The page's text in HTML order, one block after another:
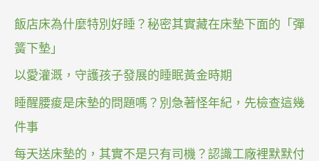
飯店床為什麼特別好睡？秘密其實藏在床墊下面的「彈
簧下墊」
以愛灌溉，守護孩子發展的睡眠黃金時期
睡醒腰痠是床墊的問題嗎？別急著怪年紀，先檢查這幾
件事
每天送床墊的，其實不是只有司機？認識工廠裡默默付